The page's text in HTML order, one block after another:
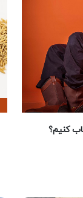
کنیم؟